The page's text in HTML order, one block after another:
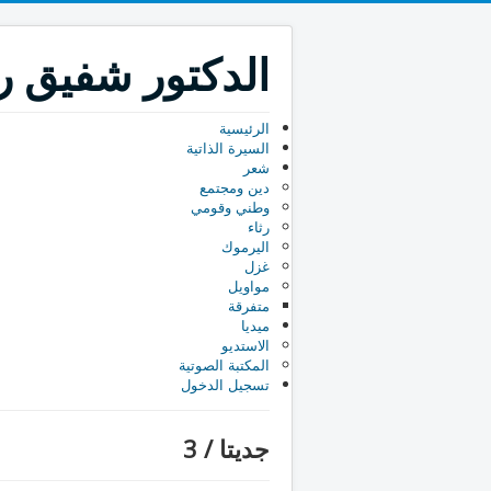
الدكتور شفيق
الرئيسية
السيرة الذاتية
شعر
دين ومجتمع
وطني وقومي
رثاء
اليرموك
غزل
مواويل
متفرقة
ميديا
الاستديو
المكتبة الصوتية
تسجيل الدخول
جديتا / 3